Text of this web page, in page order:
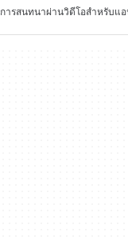
การสนทนาผ่านวิดีโอสำหรับแ